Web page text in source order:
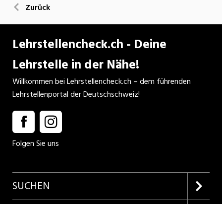
Zurück
Lehrstellencheck.ch - Deine
Lehrstelle in der Nähe!
Willkommen bei Lehrstellencheck.ch – dem führenden
Lehrstellenportal der Deutschschweiz!
Folgen Sie uns
SUCHEN